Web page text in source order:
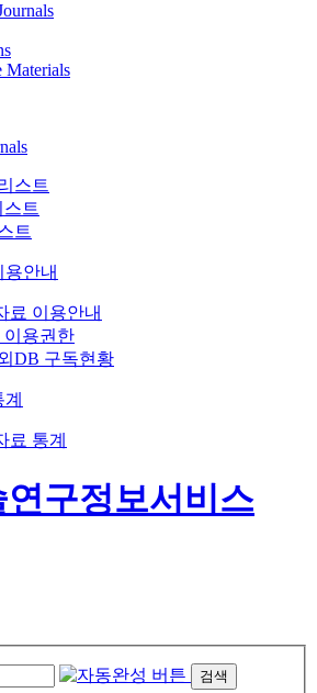
Materials
스트
트
트
안내
료 이용안내
용권한
DB 구독현황
료 통계
검색